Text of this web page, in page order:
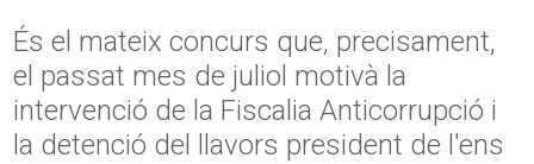
És el mateix concurs que, precisament,
el passat mes de juliol motivà la
intervenció de la Fiscalia Anticorrupció i
la detenció del llavors president de l'ens